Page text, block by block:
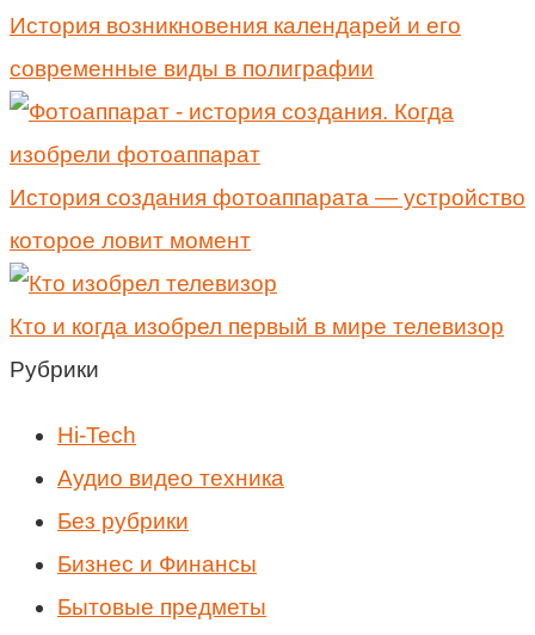
История возникновения календарей и его
современные виды в полиграфии
История создания фотоаппарата — устройство
которое ловит момент
Кто и когда изобрел первый в мире телевизор
Рубрики
Hi-Tech
Аудио видео техника
Без рубрики
Бизнес и Финансы
Бытовые предметы